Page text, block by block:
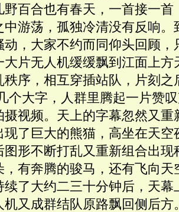
野百合也有春天，一首接一首
中游荡，孤独冷清没有反响。
动，大家不约而同仰头回顾
大片无人机缓缓飘到江面上方
秩序，相互穿插站队，片刻之
个大字，人群里腾起一片赞
摄视频。天上的字幕忽然又重
现了巨大的熊猫，高坐在天空
图形不断打乱又重新组合出现
，有奔腾的骏马，还有飞向天
续了大约二三十分钟后，天幕
机又成群结队原路飘回侧后方